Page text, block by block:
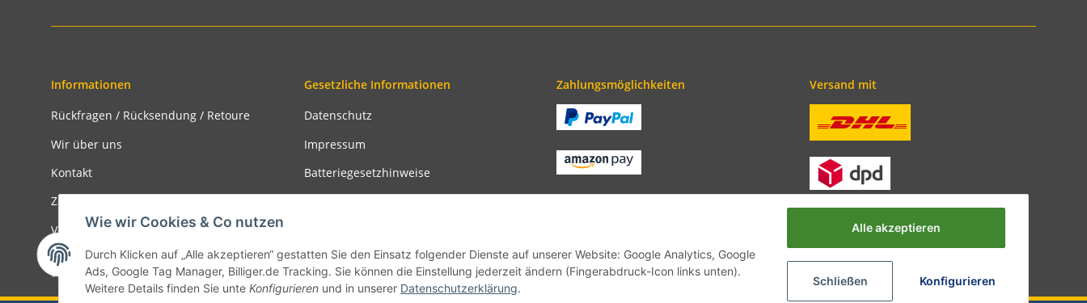
Informationen
Rückfragen / Rücksendung / Retoure
Wir über uns
Kontakt
Zahlungsmöglichkeiten
Versandinformationen
Gesetzliche Informationen
Datenschutz
Impressum
Batteriegesetzhinweise
Zahlungsmöglichkeiten Versand mit
* Alle Preise inkl. gesetzlicher USt., zzgl.Versand
Wie wir Cookies & Co nutzen
Durch Klicken auf „Alle akzeptieren“ gestatten Sie den Einsatz folgender Dienste auf unserer Website: Google Analytics, Google
Ads, Google Tag Manager, Billiger.de Tracking. Sie können die Einstellung jederzeit ändern (Fingerabdruck-Icon links unten).
Weitere Details finden Sie unte Konfigurieren und in unserer Datenschutzerklärung.
Alle akzeptieren
Schließen Konfigurieren